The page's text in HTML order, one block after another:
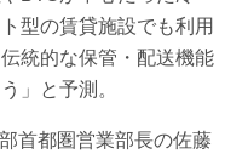
型の賃貸施設でも利用
統的な保管・配送機能
」と予測。
首都圏営業部長の佐藤